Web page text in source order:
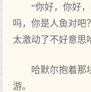
“你好，你好
吗，你是人鱼对吧
太激动了不好意‌
哈默尔抱着‌那
游。